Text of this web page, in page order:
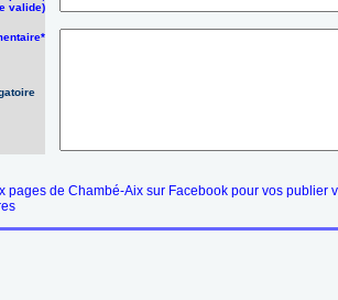
valide)
pages de Chambé-Aix sur Facebook pour vos publier